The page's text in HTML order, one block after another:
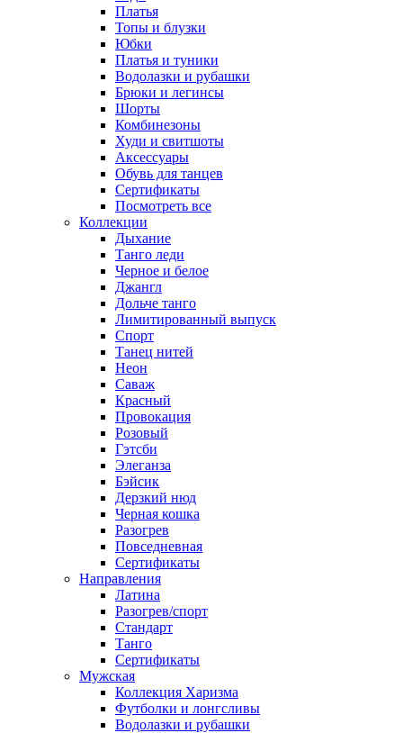
Платья
Топы и блузки
Юбки
Платья и туники
Водолазки и рубашки
Брюки и легинсы
Шорты
Комбинезоны
Худи и свитшоты
Аксессуары
Обувь для танцев
Сертификаты
Посмотреть все
Коллекции
Дыхание
Танго леди
Черное и белое
Джангл
Дольче танго
Лимитированный выпуск
Спорт
Танец нитей
Неон
Саваж
Красный
Провокация
Розовый
Гэтсби
Элеганза
Бэйсик
Дерзкий нюд
Черная кошка
Разогрев
Повседневная
Сертификаты
Направления
Латина
Разогрев/спорт
Стандарт
Танго
Сертификаты
Мужская
Коллекция Харизма
Футболки и лонгсливы
Водолазки и рубашки